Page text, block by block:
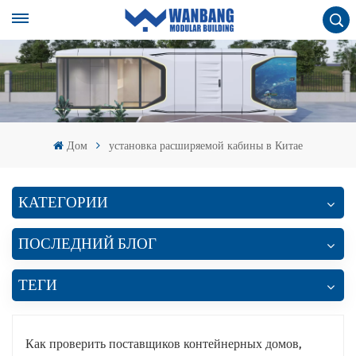
Дом установка расширяемой кабины в Китае
КАТЕГОРИИ
ПОСЛЕДНИЙ БЛОГ
ТЕГИ
Как проверить поставщиков контейнерных домов,